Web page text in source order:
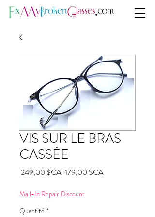
VIS SUR LE BRAS
CASSÉE
249,00 $CA Prix
179,00 $CAPrix
Mail-In Repair Discount
Quantité *